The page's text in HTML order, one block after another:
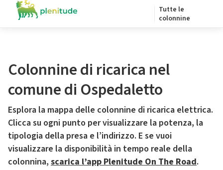
Tutte le
colonnine
Colonnine di ricarica nel
comune di Ospedaletto
Esplora la mappa delle colonnine di ricarica elettrica.
Clicca su ogni punto per visualizzare la potenza, la
tipologia della presa e l’indirizzo. E se vuoi
visualizzare la disponibilità in tempo reale della
colonnina, scarica l’app Plenitude On The Road.